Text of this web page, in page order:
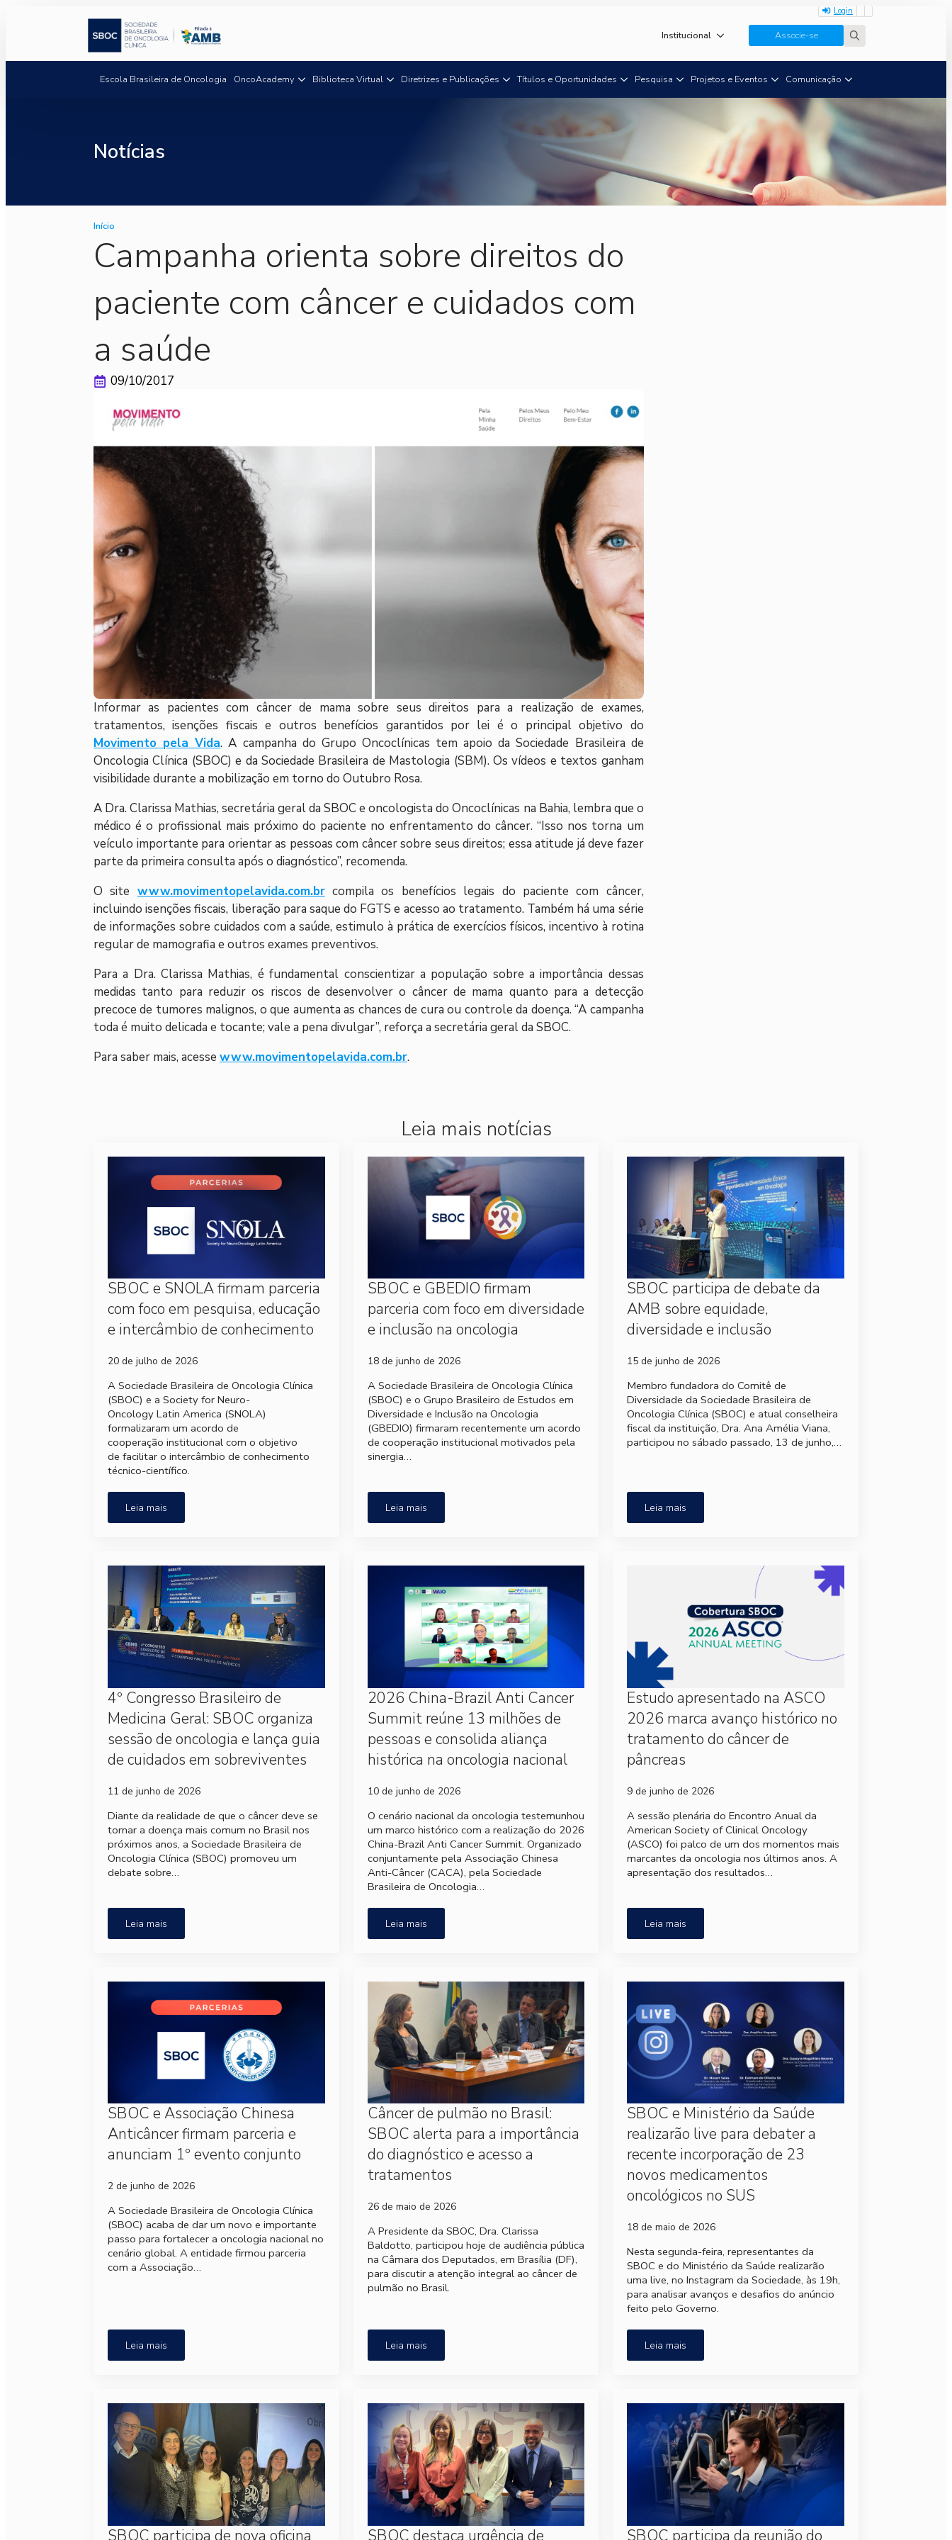
Login
Institucional Associe-se
Escola Brasileira de Oncologia OncoAcademy Biblioteca Virtual Diretrizes e Publicações Títulos e Oportunidades Pesquisa Projetos e Eventos Comunicação
Notícias
Início
Campanha orienta sobre direitos do
paciente com câncer e cuidados com
a saúde
09/10/2017
Informar as pacientes com câncer de mama sobre seus direitos para a realização de exames,
tratamentos, isenções fiscais e outros benefícios garantidos por lei é o principal objetivo do
Movimento pela Vida. A campanha do Grupo Oncoclínicas tem apoio da Sociedade Brasileira de
Oncologia Clínica (SBOC) e da Sociedade Brasileira de Mastologia (SBM). Os vídeos e textos ganham
visibilidade durante a mobilização em torno do Outubro Rosa.
A Dra. Clarissa Mathias, secretária geral da SBOC e oncologista do Oncoclínicas na Bahia, lembra que o
médico é o profissional mais próximo do paciente no enfrentamento do câncer. “Isso nos torna um
veículo importante para orientar as pessoas com câncer sobre seus direitos; essa atitude já deve fazer
parte da primeira consulta após o diagnóstico”, recomenda.
O site www.movimentopelavida.com.brcompila os benefícios legais do paciente com câncer,
incluindo isenções fiscais, liberação para saque do FGTS e acesso ao tratamento. Também há uma série
de informações sobre cuidados com a saúde, estimulo à prática de exercícios físicos, incentivo à rotina
regular de mamografia e outros exames preventivos.
Para a Dra. Clarissa Mathias, é fundamental conscientizar a população sobre a importância dessas
medidas tanto para reduzir os riscos de desenvolver o câncer de mama quanto para a detecção
precoce de tumores malignos, o que aumenta as chances de cura ou controle da doença. “A campanha
toda é muito delicada e tocante; vale a pena divulgar”, reforça a secretária geral da SBOC.
Para saber mais, acesse www.movimentopelavida.com.br.
Leia mais notícias
SBOC e SNOLA firmam parceria
com foco em pesquisa, educação
e intercâmbio de conhecimento
20 de julho de 2026
A Sociedade Brasileira de Oncologia Clínica
(SBOC) e a Society for Neuro-
Oncology Latin America (SNOLA)
formalizaram um acordo de
cooperação institucional com o objetivo
de facilitar o intercâmbio de conhecimento
técnico-científico.
Leia mais
SBOC e GBEDIO firmam
parceria com foco em diversidade
e inclusão na oncologia
18 de junho de 2026
A Sociedade Brasileira de Oncologia Clínica
(SBOC) e o Grupo Brasileiro de Estudos em
Diversidade e Inclusão na Oncologia
(GBEDIO) firmaram recentemente um acordo
de cooperação institucional motivados pela
sinergia…
Leia mais
SBOC participa de debate da
AMB sobre equidade,
diversidade e inclusão
15 de junho de 2026
Membro fundadora do Comitê de
Diversidade da Sociedade Brasileira de
Oncologia Clínica (SBOC) e atual conselheira
fiscal da instituição, Dra. Ana Amélia Viana,
participou no sábado passado, 13 de junho,…
Leia mais
4º Congresso Brasileiro de
Medicina Geral: SBOC organiza
sessão de oncologia e lança guia
de cuidados em sobreviventes
11 de junho de 2026
Diante da realidade de que o câncer deve se
tornar a doença mais comum no Brasil nos
próximos anos, a Sociedade Brasileira de
Oncologia Clínica (SBOC) promoveu um
debate sobre…
Leia mais
2026 China-Brazil Anti Cancer
Summit reúne 13 milhões de
pessoas e consolida aliança
histórica na oncologia nacional
10 de junho de 2026
O cenário nacional da oncologia testemunhou
um marco histórico com a realização do 2026
China-Brazil Anti Cancer Summit. Organizado
conjuntamente pela Associação Chinesa
Anti-Câncer (CACA), pela Sociedade
Brasileira de Oncologia…
Leia mais
Estudo apresentado na ASCO
2026 marca avanço histórico no
tratamento do câncer de
pâncreas
9 de junho de 2026
A sessão plenária do Encontro Anual da
American Society of Clinical Oncology
(ASCO) foi palco de um dos momentos mais
marcantes da oncologia nos últimos anos. A
apresentação dos resultados…
Leia mais
SBOC e Associação Chinesa
Anticâncer firmam parceria e
anunciam 1º evento conjunto
2 de junho de 2026
A Sociedade Brasileira de Oncologia Clínica
(SBOC) acaba de dar um novo e importante
passo para fortalecer a oncologia nacional no
cenário global. A entidade firmou parceria
com a Associação…
Leia mais
Câncer de pulmão no Brasil:
SBOC alerta para a importância
do diagnóstico e acesso a
tratamentos
26 de maio de 2026
A Presidente da SBOC, Dra. Clarissa
Baldotto, participou hoje de audiência pública
na Câmara dos Deputados, em Brasília (DF),
para discutir a atenção integral ao câncer de
pulmão no Brasil.
Leia mais
SBOC e Ministério da Saúde
realizarão live para debater a
recente incorporação de 23
novos medicamentos
oncológicos no SUS
18 de maio de 2026
Nesta segunda-feira, representantes da
SBOC e do Ministério da Saúde realizarão
uma live, no Instagram da Sociedade, às 19h,
para analisar avanços e desafios do anúncio
feito pelo Governo.
Leia mais
SBOC participa de nova oficina SBOC destaca urgência de SBOC participa da reunião do